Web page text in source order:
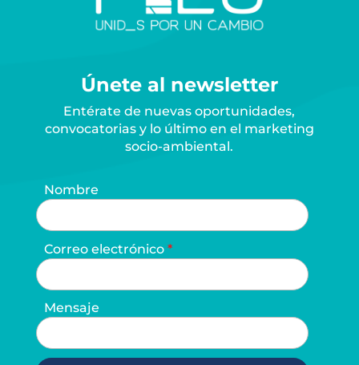
Únete al newsletter
Entérate de nuevas oportunidades,
convocatorias y lo último en el marketing
socio-ambiental.
Nombre
Correo electrónico
Mensaje